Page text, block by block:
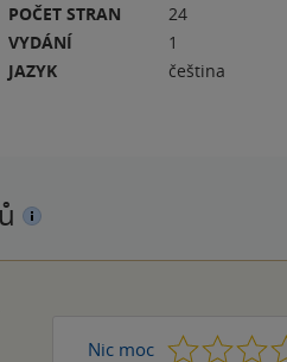
POČET STRAN
24
VYDÁNÍ
1
JAZYK
čeština
Nic moc 1 2 3 4 5